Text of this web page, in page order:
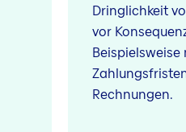
Dringlichkeit
vor
Beispielsweise
Rechnungen.